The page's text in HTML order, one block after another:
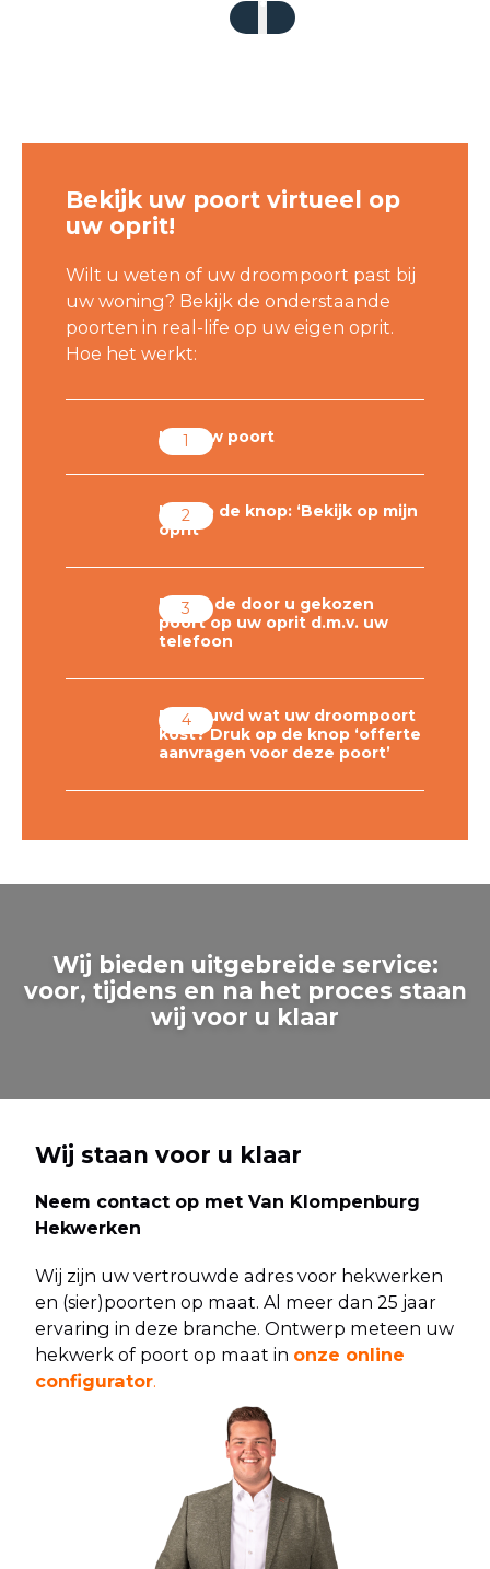
Bekijk uw poort virtueel op
uw oprit!
Wilt u weten of uw droompoort past bij
uw woning? Bekijk de onderstaande
poorten in real-life op uw eigen oprit.
Hoe het werkt:
Kies uw poort
Klik op de knop: ‘Bekijk op mijn
oprit’
Plaats de door u gekozen
poort op uw oprit d.m.v. uw
telefoon
Benieuwd wat uw droompoort
kost? Druk op de knop ‘offerte
aanvragen voor deze poort’
Wij bieden uitgebreide service:
voor, tijdens en na het proces staan
wij voor u klaar
Wij staan voor u klaar
Neem contact op met Van Klompenburg
Hekwerken
Wij zijn uw vertrouwde adres voor hekwerken
en (sier)poorten op maat. Al meer dan 25 jaar
ervaring in deze branche. Ontwerp meteen uw
hekwerk of poort op maat in onze online
configurator.